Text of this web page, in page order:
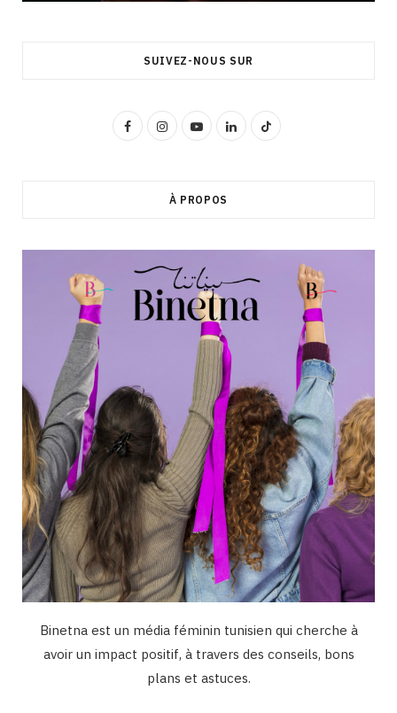
SUIVEZ-NOUS SUR
F
b
o
I
a
g
Y
u
b
e
L
e
d
I
T
o
À PROPOS
Binetna est un média féminin tunisien qui cherche à
avoir un impact positif, à travers des conseils, bons
plans et astuces.